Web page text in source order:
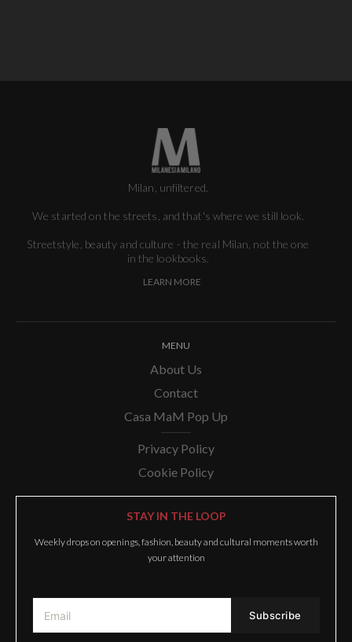
Milan, unfiltered.
We started on the streets, and that's where we still look.
Streetstyle, beauty and culture - the real Milan, not the one
in the lookbooks.
LEARN MORE
MENU
About Us
Contact
Casa MaM Pop Up
Privacy Policy
Cookie Policy
STAY IN THE LOOP
Weekly drops on openings, fashion, beauty and cultural moments worth
your attention